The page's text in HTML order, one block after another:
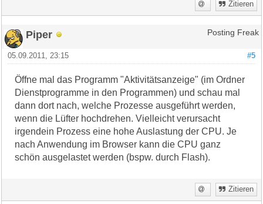
Zitieren
Piper Posting Freak
#5
05.09.2011, 23:15
Öffne mal das Programm "Aktivitätsanzeige" (im Ordner
Dienstprogramme in den Programmen) und schau mal
dann dort nach, welche Prozesse ausgeführt werden,
wenn die Lüfter hochdrehen. Vielleicht verursacht
irgendein Prozess eine hohe Auslastung der CPU. Je
nach Anwendung im Browser kann die CPU ganz
schön ausgelastet werden (bspw. durch Flash).
Zitieren